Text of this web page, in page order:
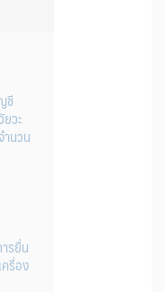
ชี
วะ
นวน
รยื่น
รื่อง